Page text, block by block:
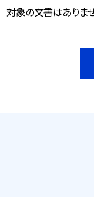
対象の文書はありま